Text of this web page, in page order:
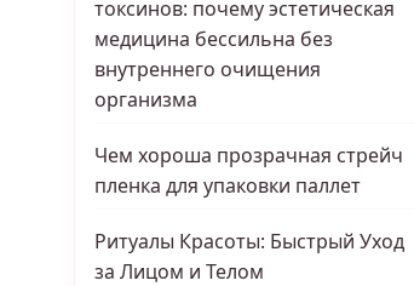
токсинов: почему эстетическая
медицина бессильна без
внутреннего очищения
организма
Чем хороша прозрачная стрейч
пленка для упаковки паллет
Ритуалы Красоты: Быстрый Уход
за Лицом и Телом